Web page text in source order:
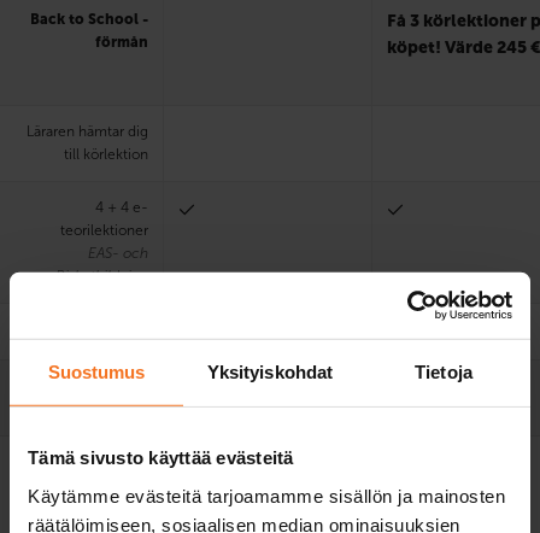
Suostumus Yksityiskohdat Tietoja
Tämä sivusto käyttää evästeitä
Käytämme evästeitä tarjoamamme sisällön ja mainosten
räätälöimiseen, sosiaalisen median ominaisuuksien
Back to School -
förmån
Få 3 körlektioner
köpet! Värde 245 €
Läraren hämtar dig
till körlektion
4 + 4 e-
teorilektioner
EAS- och
Riskutbildning
med lärare (45 min)
Användning av
körprov
1. körprov